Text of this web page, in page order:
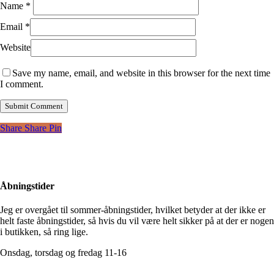
Name *
Email *
Website
Save my name, email, and website in this browser for the next time
I comment.
Share Share Pin
Åbningstider
Jeg er overgået til sommer-åbningstider, hvilket betyder at der ikke er
helt faste åbningstider, så hvis du vil være helt sikker på at der er nogen
i butikken, så ring lige.
Onsdag, torsdag og fredag 11-16